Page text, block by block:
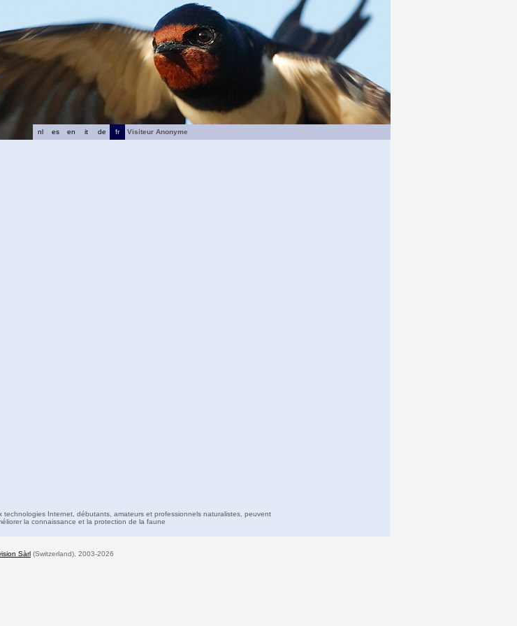
fr
de
it
en
es
nl
Visiteur Anonyme
Internet, débutants, amateurs et professionnels naturalistes, peuvent
la connaissance et la protection de la faune
Sàrl (Switzerland), 2003-2026